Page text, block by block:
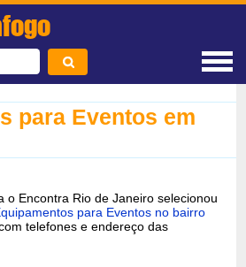
para Eventos em
o Encontra Rio de Janeiro selecionou
para Eventos no bairro
telefones e endereço das